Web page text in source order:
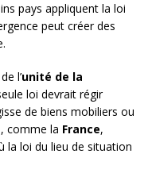
pays appliquent la loi
peut créer des
l’unité de la
loi devrait régir
de biens mobiliers ou
comme la France,
la loi du lieu de situation